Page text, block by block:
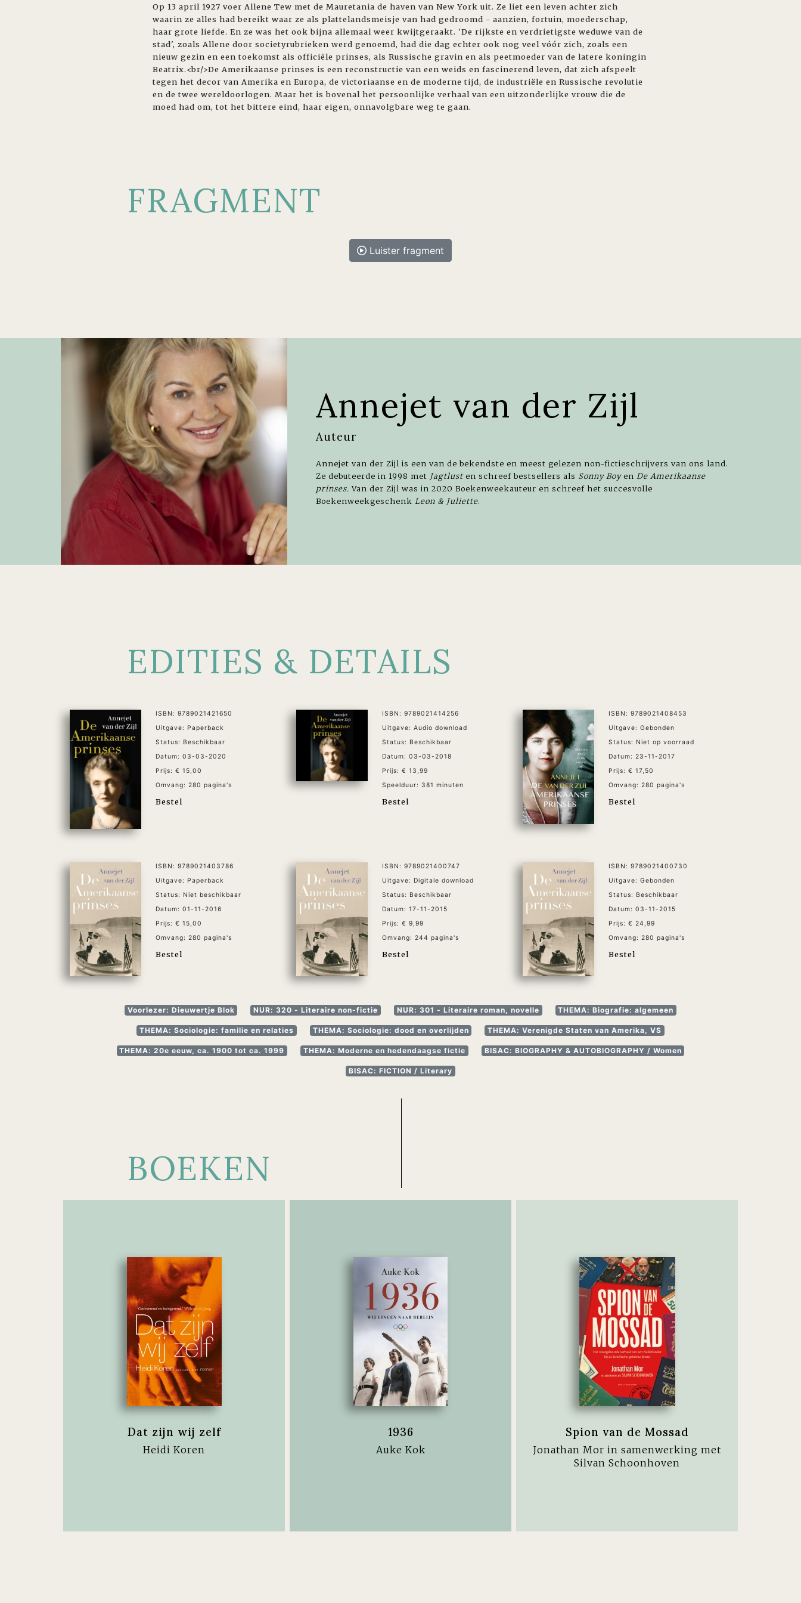
Op 13 april 1927 voer Allene Tew met de Mauretania de haven van New York uit. Ze liet een leven achter zich
waarin ze alles had bereikt waar ze als plattelandsmeisje van had gedroomd - aanzien, fortuin, moederschap,
haar grote liefde. En ze was het ook bijna allemaal weer kwijtgeraakt. 'De rijkste en verdrietigste weduwe van de
stad', zoals Allene door societyrubrieken werd genoemd, had die dag echter ook nog veel vóór zich, zoals een
nieuw gezin en een toekomst als officiële prinses, als Russische gravin en als peetmoeder van de latere koningin
Beatrix.<br/>De Amerikaanse prinses is een reconstructie van een weids en fascinerend leven, dat zich afspeelt
tegen het decor van Amerika en Europa, de victoriaanse en de moderne tijd, de industriële en Russische revolutie
en de twee wereldoorlogen. Maar het is bovenal het persoonlijke verhaal van een uitzonderlijke vrouw die de
moed had om, tot het bittere eind, haar eigen, onnavolgbare weg te gaan.
FRAGMENT
Luister fragment
Annejet van der Zijl
Auteur
Annejet van der Zijl is een van de bekendste en meest gelezen non-fictieschrijvers van ons land.
Ze debuteerde in 1998 met Jagtlusten schreef bestsellers als Sonny Boyen De Amerikaanse
prinses.Van der Zijl was in 2020 Boekenweekauteur en schreef het succesvolle
Boekenweekgeschenk Leon & Juliette.
EDITIES & DETAILS
ISBN: 9789021421650
Uitgave: Paperback
Status: Beschikbaar
Datum: 03-03-2020
Prijs: € 15,00
Omvang: 280 pagina's
Bestel
ISBN: 9789021414256
Uitgave: Audio download
Status: Beschikbaar
Datum: 03-03-2018
Prijs: € 13,99
Speelduur: 381 minuten
Bestel
ISBN: 9789021408453
Uitgave: Gebonden
Status: Niet op voorraad
Datum: 23-11-2017
Prijs: € 17,50
Omvang: 280 pagina's
Bestel
ISBN: 9789021403786
Uitgave: Paperback
Status: Niet beschikbaar
Datum: 01-11-2016
Prijs: € 15,00
Omvang: 280 pagina's
Bestel
ISBN: 9789021400747
Uitgave: Digitale download
Status: Beschikbaar
Datum: 17-11-2015
Prijs: € 9,99
Omvang: 244 pagina's
Bestel
ISBN: 9789021400730
Uitgave: Gebonden
Status: Beschikbaar
Datum: 03-11-2015
Prijs: € 24,99
Omvang: 280 pagina's
Bestel
Voorlezer: Dieuwertje Blok NUR: 320 - Literaire non-fictie NUR: 301 - Literaire roman, novelle THEMA: Biografie: algemeen
THEMA: Sociologie: familie en relaties THEMA: Sociologie: dood en overlijden THEMA: Verenigde Staten van Amerika, VS
THEMA: 20e eeuw, ca. 1900 tot ca. 1999 THEMA: Moderne en hedendaagse fictie BISAC: BIOGRAPHY & AUTOBIOGRAPHY / Women
BISAC: FICTION / Literary
BOEKEN
Dat zijn wij zelf
Heidi Koren
1936
Auke Kok
Spion van de Mossad
Jonathan Mor in samenwerking met
Silvan Schoonhoven